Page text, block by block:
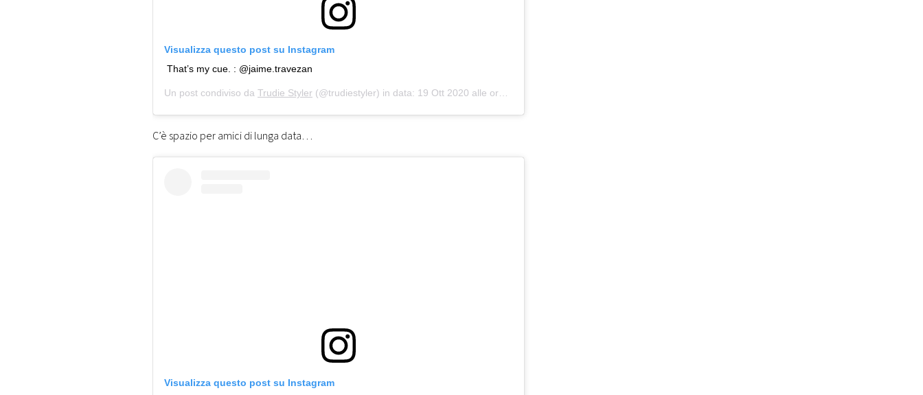
Visualizza questo post su Instagram
That’s my cue. : @jaime.travezan
Un post condiviso da Trudie Styler (@trudiestyler) in data: 19 Ott 2020 alle ore 10:09 PDT
C’è spazio per amici di lunga data…
Visualizza questo post su Instagram